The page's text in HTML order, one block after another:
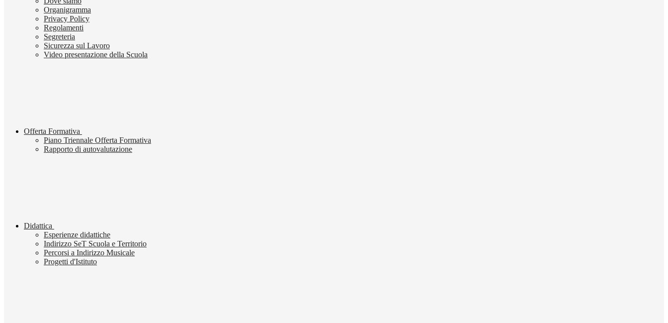
Organigramma
Privacy Policy
Regolamenti
Segreteria
Sicurezza sul Lavoro
Video presentazione della Scuola
Offerta Formativa
Piano Triennale Offerta Formativa
Rapporto di autovalutazione
Didattica
Esperienze didattiche
Indirizzo SeT Scuola e Territorio
Percorsi a Indirizzo Musicale
Progetti d'Istituto